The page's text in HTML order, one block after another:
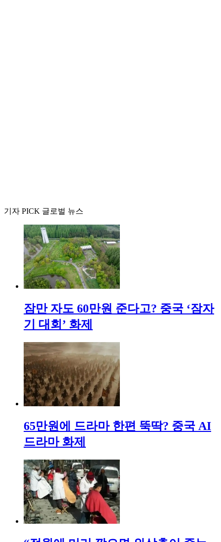
기자 PICK 글로벌 뉴스
잠만 자도 60만원 준다고? 중국 ‘잠자
기 대회’ 화제
65만원에 드라마 한편 뚝딱? 중국 AI
드라마 화제